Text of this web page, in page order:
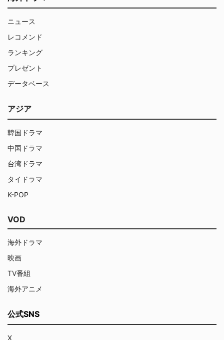
ニュース
レコメンド
ランキング
プレゼント
データベース
アジア
韓国ドラマ
中国ドラマ
台湾ドラマ
タイドラマ
K-POP
VOD
海外ドラマ
映画
TV番組
海外アニメ
公式SNS
X